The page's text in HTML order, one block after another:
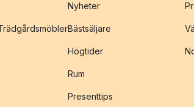
Nyheter
Bästsäljare
Högtider
Rum
Presenttips